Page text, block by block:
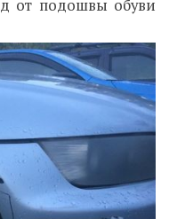
от подошвы обуви